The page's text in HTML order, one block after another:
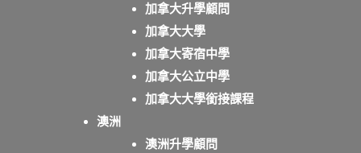
加拿大升學顧問
加拿大大學
加拿大寄宿中學
加拿大公立中學
加拿大大學銜接課程
澳洲
澳洲升學顧問